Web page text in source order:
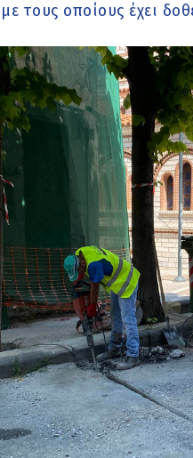
τους οποίους έχει